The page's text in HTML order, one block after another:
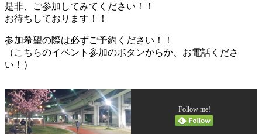
是非、ご参加してみてください！！
お待ちしております！！
参加希望の際は必ずご予約ください！！
（こちらのイベント参加のボタンからか、お電話くださ
い！）
Follow me!